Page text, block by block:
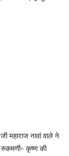
महाराज नावां वाले ने
रुकमणी- कृष्ण की